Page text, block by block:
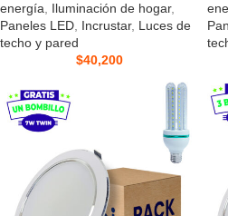
energía, Iluminación de hogar,
Paneles LED, Incrustar, Luces de
techo y pared
$40,200